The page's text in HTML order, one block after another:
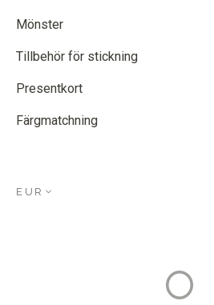
Mönster
Tillbehör för stickning
Presentkort
Färgmatchning
EUR